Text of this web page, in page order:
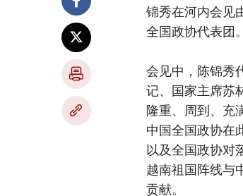
锦秀在河内会见
全国政协代表团。
会见中，陈锦秀
记、国家主席苏
隆重、周到、充
中国全国政协在
以及全国政协对
越南祖国阵线与
贡献。